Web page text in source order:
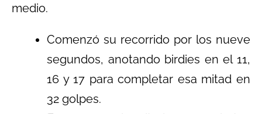
medio.
Comenzó su recorrido por los nueve
segundos, anotando birdies en el 11,
16 y 17 para completar esa mitad en
32 golpes.